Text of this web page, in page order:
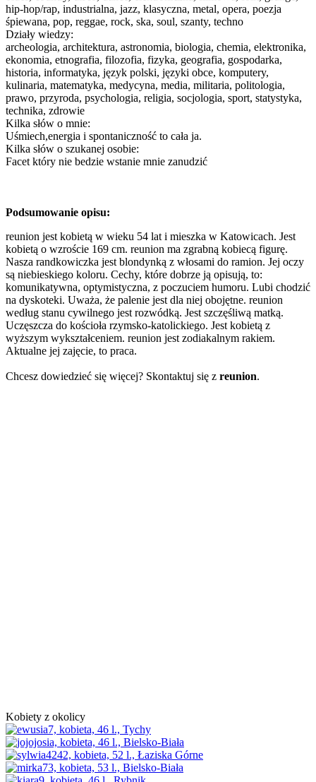
hip-hop/rap, industrialna, jazz, klasyczna, metal, opera, poezja
śpiewana, pop, reggae, rock, ska, soul, szanty, techno
Działy wiedzy:
archeologia, architektura, astronomia, biologia, chemia, elektronika,
ekonomia, etnografia, filozofia, fizyka, geografia, gospodarka,
historia, informatyka, język polski, języki obce, komputery,
kulinaria, matematyka, medycyna, media, militaria, politologia,
prawo, przyroda, psychologia, religia, socjologia, sport, statystyka,
technika, zdrowie
Kilka słów o mnie:
Uśmiech,energia i spontaniczność to cała ja.
Kilka słów o szukanej osobie:
Facet który nie bedzie wstanie mnie zanudzić
Podsumowanie opisu:
reunion jest kobietą w wieku 54 lat i mieszka w Katowicach. Jest
kobietą o wzroście 169 cm. reunion ma zgrabną kobiecą figurę.
Nasza randkowiczka jest blondynką z włosami do ramion. Jej oczy
są niebieskiego koloru. Cechy, które dobrze ją opisują, to:
komunikatywna, optymistyczna, z poczuciem humoru. Lubi chodzić
na dyskoteki. Uważa, że palenie jest dla niej obojętne. reunion
według stanu cywilnego jest rozwódką. Jest szczęśliwą matką.
Uczęszcza do kościoła rzymsko-katolickiego. Jest kobietą z
wyższym wykształceniem. reunion jest zodiakalnym rakiem.
Aktualne jej zajęcie, to praca.
Chcesz dowiedzieć się więcej? Skontaktuj się z reunion.
Kobiety z okolicy